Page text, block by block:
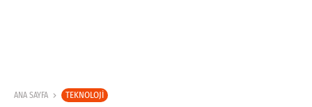
ANA SAYFA TEKNOLOJI